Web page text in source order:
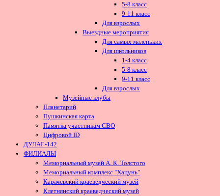
5-8 класс
9-11 класс
Для взрослых
Выездные мероприятия
Для самых маленьких
Для школьников
1-4 класс
5-8 класс
9-11 класс
Для взрослых
Музейные клубы
Планетарий
Пушкинская карта
Памятка участникам СВО
Цифровой ID
ДУЛАГ-142
ФИЛИАЛЫ
Мемориальный музей А. К. Толстого
Мемориальный комплекс "Хацунь"
Карачевский краеведческий музей
Клетнянский краеведческий музей